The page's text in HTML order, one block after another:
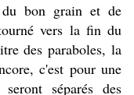
bon grain et de
vers la fin du
des paraboles, la
c'est pour une
séparés des